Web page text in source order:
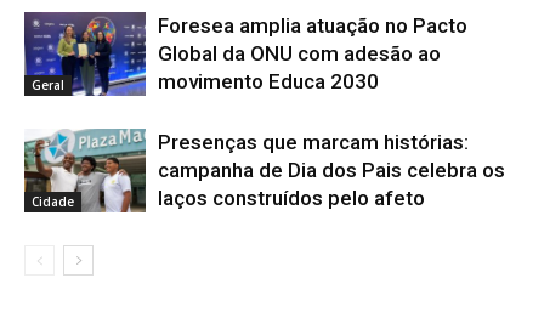
Geral
Foresea amplia atuação no Pacto
Global da ONU com adesão ao
movimento Educa 2030
Cidade
Presenças que marcam histórias:
campanha de Dia dos Pais celebra os
laços construídos pelo afeto